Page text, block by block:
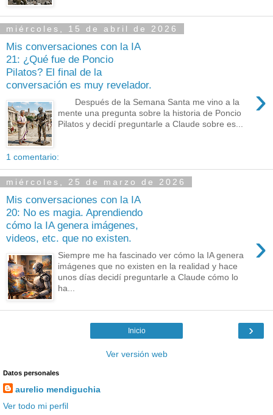
miércoles, 15 de abril de 2026
Mis conversaciones con la IA
21: ¿Qué fue de Poncio
Pilatos? El final de la
conversación es muy revelador.
›
Después de la Semana Santa me vino a la
mente una pregunta sobre la historia de Poncio
Pilatos y decidí preguntarle a Claude sobre es...
1 comentario:
miércoles, 25 de marzo de 2026
Mis conversaciones con la IA
20: No es magia. Aprendiendo
cómo la IA genera imágenes,
videos, etc. que no existen.
›
Siempre me ha fascinado ver cómo la IA genera
imágenes que no existen en la realidad y hace
unos días decidí preguntarle a Claude cómo lo
ha...
›
Inicio
Ver versión web
Datos personales
aurelio mendiguchia
Ver todo mi perfil